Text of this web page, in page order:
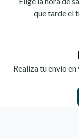
que tarde el
Realiza tu envío